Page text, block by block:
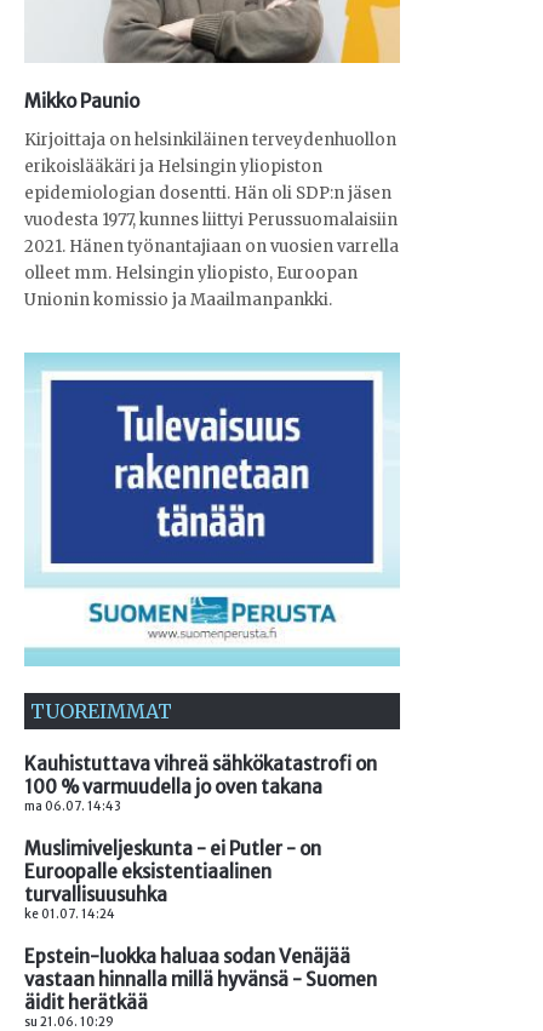
Mikko Paunio
Kirjoittaja on helsinkiläinen terveydenhuollon
erikoislääkäri ja Helsingin yliopiston
epidemiologian dosentti. Hän oli SDP:n jäsen
vuodesta 1977, kunnes liittyi Perussuomalaisiin
2021. Hänen työnantajiaan on vuosien varrella
olleet mm. Helsingin yliopisto, Euroopan
Unionin komissio ja Maailmanpankki.
TUOREIMMAT
Kauhistuttava vihreä sähkökatastrofi on
100 % varmuudella jo oven takana
ma 06.07. 14:43
Muslimiveljeskunta - ei Putler - on
Euroopalle eksistentiaalinen
turvallisuusuhka
ke 01.07. 14:24
Epstein-luokka haluaa sodan Venäjää
vastaan hinnalla millä hyvänsä - Suomen
äidit herätkää
su 21.06. 10:29